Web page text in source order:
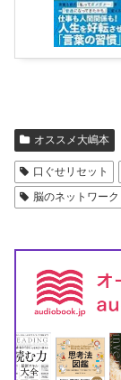
オススメ大嶋本
口ぐせリセット
脳のネットワーク